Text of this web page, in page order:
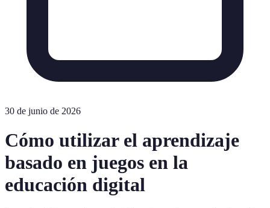
30 de junio de 2026
Cómo utilizar el aprendizaje
basado en juegos en la
educación digital